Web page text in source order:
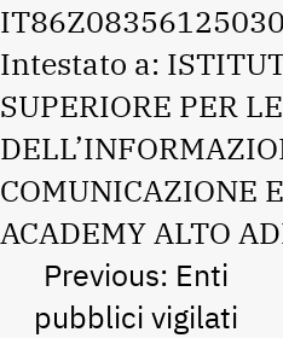
Intestato a:
SUPERIORE PER
COMUNICAZIONE
ACADEMY ALTO
Navigazione
articoli
Previous: Enti
pubblici vigilati